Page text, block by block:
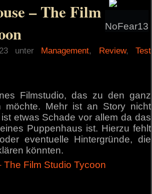
NoFear13
– The Film
unter Management, Review, Test
Filmstudio, das zu den ganz
möchte. Mehr ist an Story nicht
etwas Schade vor allem da das
Puppenhaus ist. Hierzu fehlt
eventuelle Hintergründe, die
könnten.